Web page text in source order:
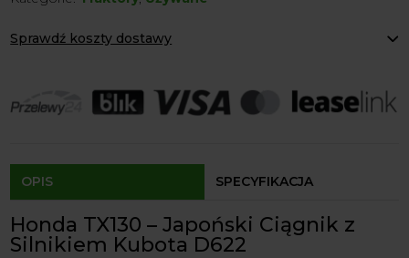
13KM
Sprawdź koszty dostawy
Agrol transport: 200 zł
Agrol transport gabaryty: ustalane indywidualnie
Dostępność form dostawy i ceny uzależniona od produktu.
OPIS SPECYFIKACJA
Honda TX130 – Japoński Ciągnik z
Silnikiem Kubota D622